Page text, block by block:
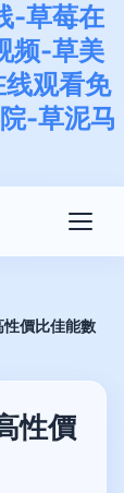
-草莓在
频-草美
观看免
-草泥马
價比佳能數
性價